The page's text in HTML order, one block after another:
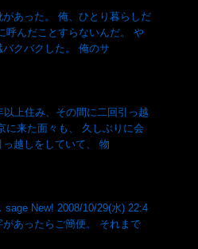
あった。 俺、ひとり暮らしだ
呼んだことすらないんだ。 や
クバクした。 俺のサ
上住み、その間に二回引っ越
に来た面々も、 久しぶりに会
越しをしていて、 物
sage New! 2008/10/29(水) 22:4
あったらご簡便。 それまで